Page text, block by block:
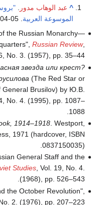
^ عبد الوهاب مدور .
الموسوعة العربية. Retrieved
05
the Russian Monarchy—
Russian Review,
No. 3. (1957), pp. 35–44.
звезда или крест?
(The Red Star or
Brusilov) by Ю.В.
No. 4. (1995), pp. 1087–
1088.
1914–1918. Westport,
1971 (hardcover, ISBN
0837150035).
General Staff and the
Studies, Vol. 19, No. 4.
(1968), pp. 526–543.
the October Revolution",
2. (1976), pp. 207–223.